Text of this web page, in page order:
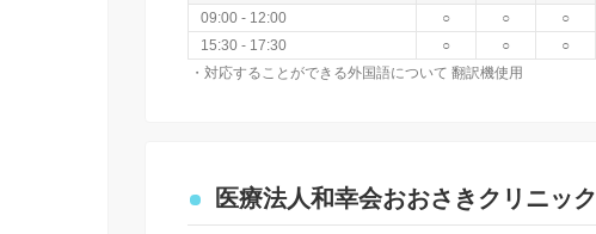
09:00 - 12:00
○ ○ ○
15:30 - 17:30
○ ○ ○
・対応することができる外国語について 翻訳機使用
医療法人和幸会おおさきクリニック